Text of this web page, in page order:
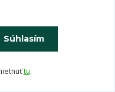
Súhlasím
tu.